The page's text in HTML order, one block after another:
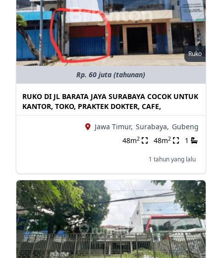
Ruko
Rp. 60 juta (tahunan)
RUKO DI JL BARATA JAYA SURABAYA COCOK UNTUK
KANTOR, TOKO, PRAKTEK DOKTER, CAFE,
Jawa Timur, Surabaya, Gubeng
48m2 48m2 1
1 tahun yang lalu